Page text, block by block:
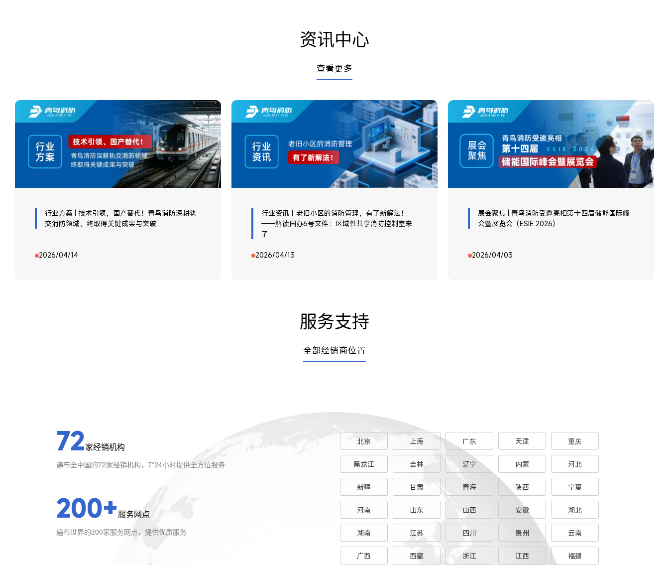
资讯中心
查看更多
行业方案 | 技术引领，国产替代！青鸟消防深耕轨
交消防领域，终取得关键成果与突破
2026/04/14
行业资讯｜老旧小区的消防管理，有了新解法！
——解读国办6号文件：区域性共享消防控制室来
了
2026/04/13
展会聚焦 | 青鸟消防受邀亮相第十四届储能国际峰
会暨展览会（ESIE 2026）
2026/04/03
服务支持
全部经销商位置
72家经销机构
遍布全中国的72家经销机构，7*24小时提供全方位服务
200+服务网点
遍布世界的200家服务网点，提供优质服务
北京 上海 广东 天津 重庆
黑龙江 吉林 辽宁 内蒙 河北
新疆 甘肃 青海 陕西 宁夏
河南 山东 山西 安徽 湖北
湖南 江苏 四川 贵州 云南
广西 西藏 浙江 江西 福建